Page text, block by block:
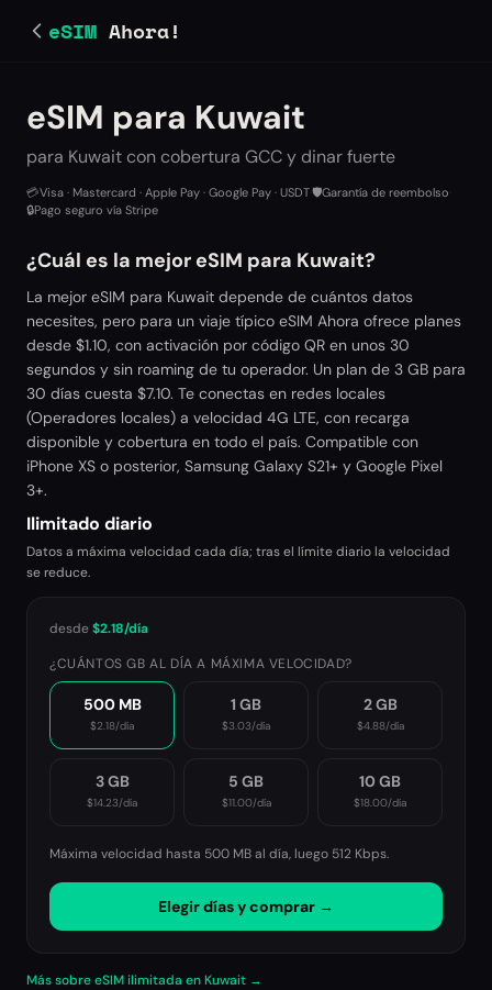
eSIM Ahora!
eSIM para Kuwait
para Kuwait con cobertura GCC y dinar fuerte
💳Visa · Mastercard · Apple Pay · Google Pay · USDT🛡️Garantía de reembolso
🔒Pago seguro vía Stripe
¿Cuál es la mejor eSIM para Kuwait?
La mejor eSIM para Kuwait depende de cuántos datos
necesites, pero para un viaje típico eSIM Ahora ofrece planes
desde $1.10, con activación por código QR en unos 30
segundos y sin roaming de tu operador. Un plan de 3 GB para
30 días cuesta $7.10. Te conectas en redes locales
(Operadores locales) a velocidad 4G LTE, con recarga
disponible y cobertura en todo el país. Compatible con
iPhone XS o posterior, Samsung Galaxy S21+ y Google Pixel
3+.
Ilimitado diario
Datos a máxima velocidad cada día; tras el límite diario la velocidad
se reduce.
desde$2.18/día
¿CUÁNTOS GB AL DÍA A MÁXIMA VELOCIDAD?
500 MB
$2.18/día
1 GB
$3.03/día
2 GB
$4.88/día
3 GB
$14.23/día
5 GB
$11.00/día
10 GB
$18.00/día
Máxima velocidad hasta 500 MB al día, luego 512 Kbps.
Elegir días y comprar →
Más sobre eSIM ilimitada en Kuwait →